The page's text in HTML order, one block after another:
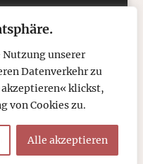
Nutzung unserer
Datenverkehr zu
klickst,
von Cookies zu.
Alle akzeptieren